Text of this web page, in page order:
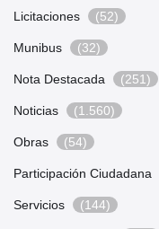
Licitaciones (52)
Munibus (32)
Nota Destacada (251)
Noticias (1.560)
Obras (54)
Participación Ciudadana
Servicios (144)